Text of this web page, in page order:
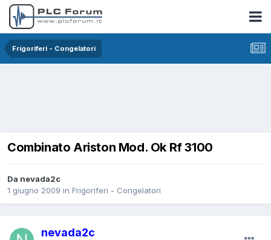
Frigoriferi - Congelatori
Combinato Ariston Mod. Ok Rf 3100
Da nevada2c
1 giugno 2009 in Frigoriferi - Congelatori
nevada2c